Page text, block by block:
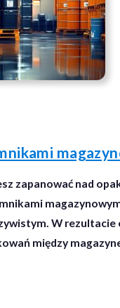
zapanować nad
W rezultacie
między